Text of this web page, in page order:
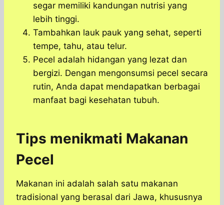
segar memiliki kandungan nutrisi yang
lebih tinggi.
Tambahkan lauk pauk yang sehat, seperti
tempe, tahu, atau telur.
Pecel adalah hidangan yang lezat dan
bergizi. Dengan mengonsumsi pecel secara
rutin, Anda dapat mendapatkan berbagai
manfaat bagi kesehatan tubuh.
Tips menikmati Makanan
Pecel
Makanan ini adalah salah satu makanan
tradisional yang berasal dari Jawa, khususnya